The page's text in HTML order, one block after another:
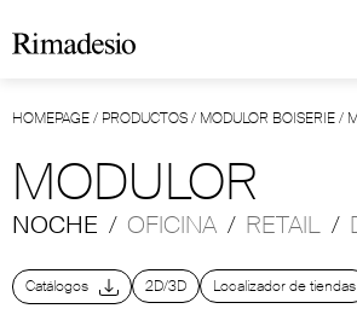
HOMEPAGE/ PRODUCTOS/ MODULOR BOISERIE/
MODULOR
NOCHE / OFICINA / RETAIL /
Catálogos 2D/3D Localizador de tiendas